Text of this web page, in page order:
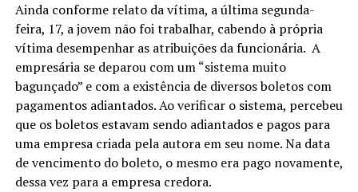
Ainda conforme relato da vítima, a última segunda-
feira, 17, a jovem não foi trabalhar, cabendo à própria
vítima desempenhar as atribuições da funcionária. A
empresária se deparou com um “sistema muito
bagunçado” e com a existência de diversos boletos com
pagamentos adiantados. Ao verificar o sistema, percebeu
que os boletos estavam sendo adiantados e pagos para
uma empresa criada pela autora em seu nome. Na data
de vencimento do boleto, o mesmo era pago novamente,
dessa vez para a empresa credora.